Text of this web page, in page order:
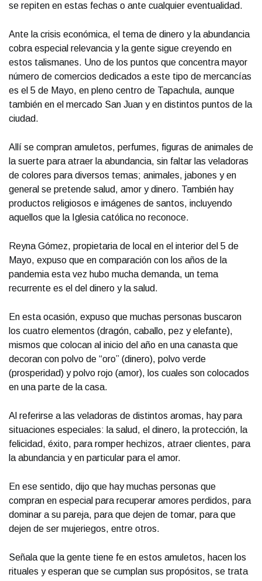
se repiten en estas fechas o ante cualquier eventualidad.
Ante la crisis económica, el tema de dinero y la abundancia
cobra especial relevancia y la gente sigue creyendo en
estos talismanes. Uno de los puntos que concentra mayor
número de comercios dedicados a este tipo de mercancías
es el 5 de Mayo, en pleno centro de Tapachula, aunque
también en el mercado San Juan y en distintos puntos de la
ciudad.
Allí se compran amuletos, perfumes, figuras de animales de
la suerte para atraer la abundancia, sin faltar las veladoras
de colores para diversos temas; animales, jabones y en
general se pretende salud, amor y dinero. También hay
productos religiosos e imágenes de santos, incluyendo
aquellos que la Iglesia católica no reconoce.
Reyna Gómez, propietaria de local en el interior del 5 de
Mayo, expuso que en comparación con los años de la
pandemia esta vez hubo mucha demanda, un tema
recurrente es el del dinero y la salud.
En esta ocasión, expuso que muchas personas buscaron
los cuatro elementos (dragón, caballo, pez y elefante),
mismos que colocan al inicio del año en una canasta que
decoran con polvo de “oro” (dinero), polvo verde
(prosperidad) y polvo rojo (amor), los cuales son colocados
en una parte de la casa.
Al referirse a las veladoras de distintos aromas, hay para
situaciones especiales: la salud, el dinero, la protección, la
felicidad, éxito, para romper hechizos, atraer clientes, para
la abundancia y en particular para el amor.
En ese sentido, dijo que hay muchas personas que
compran en especial para recuperar amores perdidos, para
dominar a su pareja, para que dejen de tomar, para que
dejen de ser mujeriegos, entre otros.
Señala que la gente tiene fe en estos amuletos, hacen los
rituales y esperan que se cumplan sus propósitos, se trata